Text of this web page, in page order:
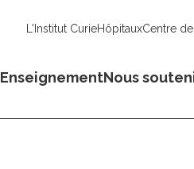
L'Institut CurieHôpitauxCentre
EnseignementNous